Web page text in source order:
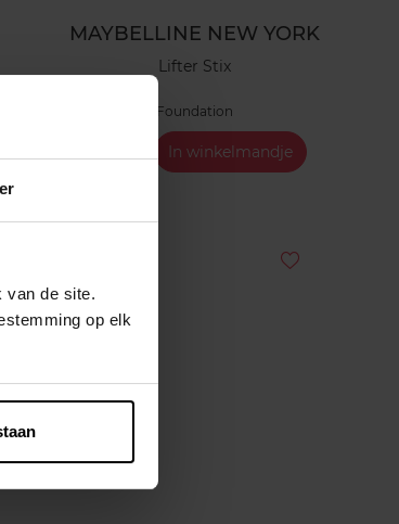
van de site.
op elk
MAYBELLINE NEW YORK
Lifter Stix
Foundation
In winkelmandje